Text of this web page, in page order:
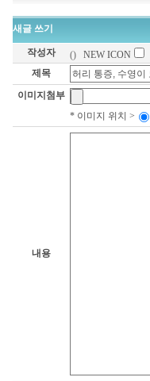
새글 쓰기
작성자 ()NEW ICON
제목
이미지첨부
* 이미지 위치 >
내용